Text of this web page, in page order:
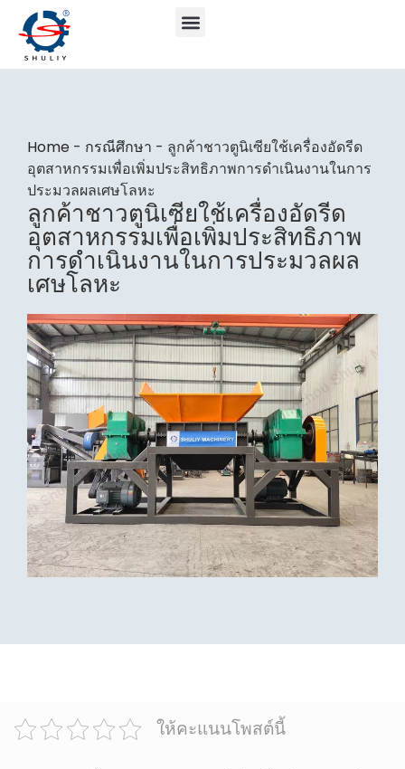
Home - กรณีศึกษา - ลูกค้าชาวตูนิเซียใช้เครื่องอัดรีด
อุตสาหกรรมเพื่อเพิ่มประสิทธิภาพการดำเนินงานในการ
ประมวลผลเศษโลหะ
ลูกค้าชาวตูนิเซียใช้เครื่องอัดรีด
อุตสาหกรรมเพื่อเพิ่มประสิทธิภาพ
การดำเนินงานในการประมวลผล
เศษโลหะ
ให้คะแนนโพสต์นี้